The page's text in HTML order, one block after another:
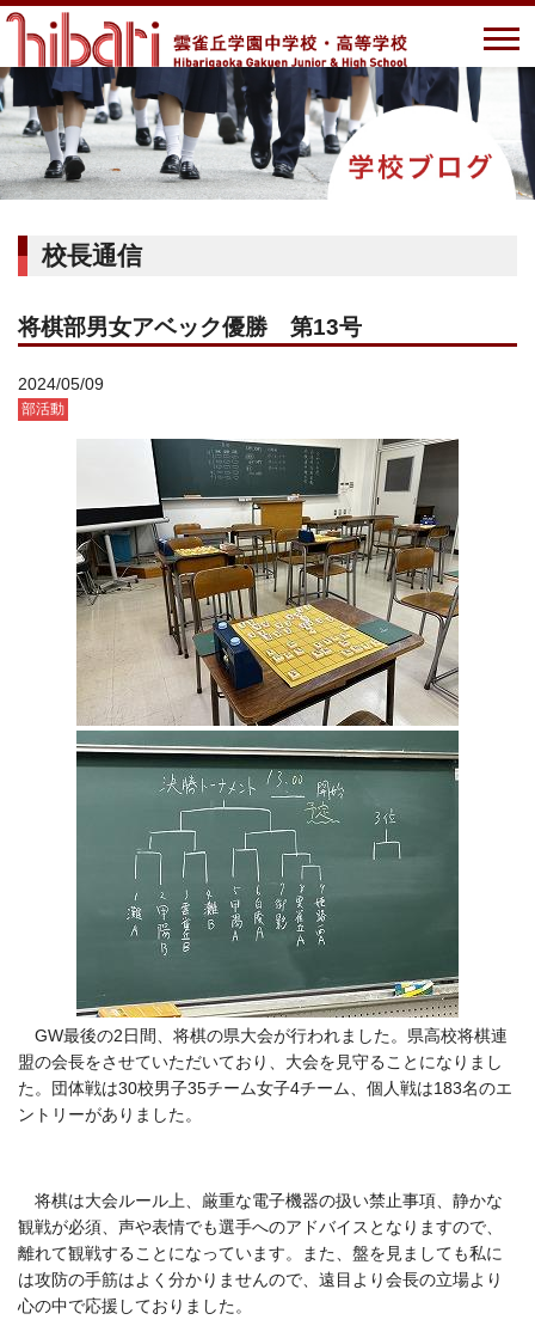
校長通信
将棋部男女アベック優勝 第13号
2024/05/09
部活動
GW最後の2日間、将棋の県大会が行われました。県高校将棋連
盟の会長をさせていただいており、大会を見守ることになりまし
た。団体戦は30校男子35チーム女子4チーム、個人戦は183名のエ
ントリーがありました。
将棋は大会ルール上、 厳重な電子機器の扱い禁止事項、静かな
観戦が必須、声や表情でも選手へのアドバイスとなりますので、
離れて観戦することになっています。また、盤を見ましても私に
は攻防の手筋はよく分かりませんので、遠目より会長の立場より
心の中で応援しておりました。